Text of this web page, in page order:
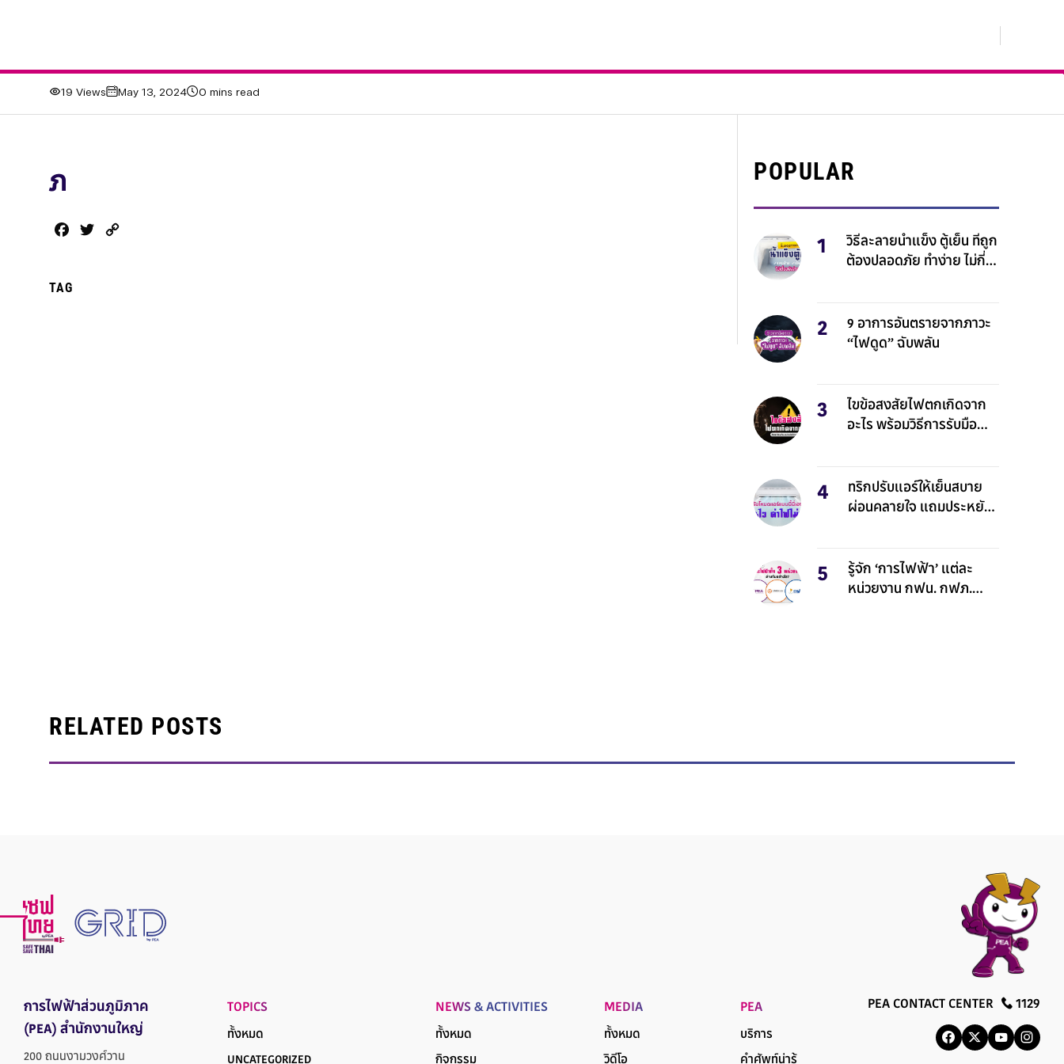
19 Views May 13, 2024 0 mins read
ภ
Facebook
Twitter
TAG
POPULAR
วิธีละลายน้ำแข็ง ตู้เย็น ที่ถูก
ต้องปลอดภัย ทำง่าย ไม่กี่
9 อาการอันตรายจากภาวะ
“ไฟดูด” ฉับพลัน
ไขข้อสงสัยไฟตกเกิดจาก
อะไร พร้อมวิธีการรับมือ
ทริกปรับแอร์ให้เย็นสบาย
ผ่อนคลายใจ แถมประหยัด
รู้จัก ‘การไฟฟ้า’ แต่ละ
หน่วยงาน กฟน. กฟภ.
RELATED POSTS
การไฟฟ้าส่วนภูมิภาค
(PEA) สำนักงานใหญ่
200 ถนนงามวงศ์วาน
TOPICS
ทั้งหมด
UNCATEGORIZED
NEWS & ACTIVITIES
ทั้งหมด
กิจกรรม
MEDIA
ทั้งหมด
วิดีโอ
PEA
บริการ
คำศัพท์น่ารู้
PEA CONTACT CENTER 1129